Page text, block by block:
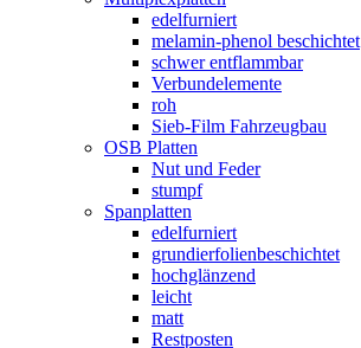
edelfurniert
melamin-phenol beschichtet
schwer entflammbar
Verbundelemente
roh
Sieb-Film Fahrzeugbau
OSB Platten
Nut und Feder
stumpf
Spanplatten
edelfurniert
grundierfolienbeschichtet
hochglänzend
leicht
matt
Restposten